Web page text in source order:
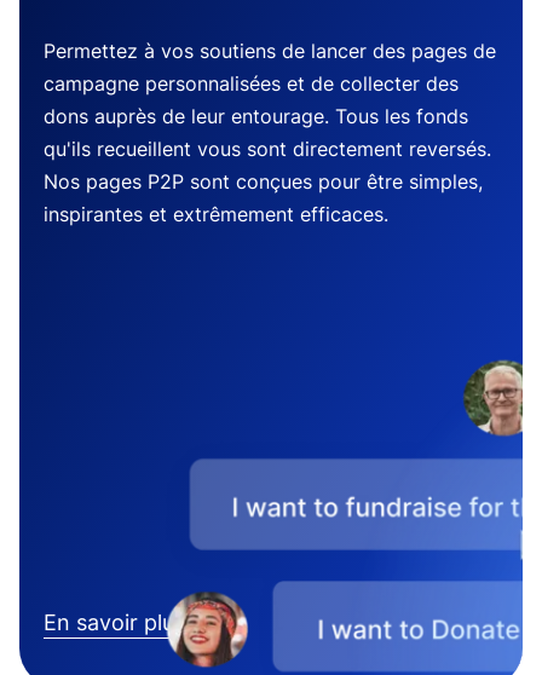
Permettez à vos soutiens de lancer des pages de
campagne personnalisées et de collecter des
dons auprès de leur entourage. Tous les fonds
qu'ils recueillent vous sont directement reversés.
Nos pages P2P sont conçues pour être simples,
inspirantes et extrêmement efficaces.
En savoir plus